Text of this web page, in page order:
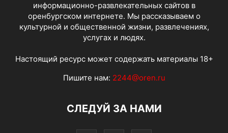
информационно-развлекательных сайтов в
оренбургском интернете. Мы рассказываем о
культурной и общественной жизни, развлечениях,
услугах и людях.
Настоящий ресурс может содержать материалы 18+
Пишите нам: 2244@oren.ru
СЛЕДУЙ ЗА НАМИ